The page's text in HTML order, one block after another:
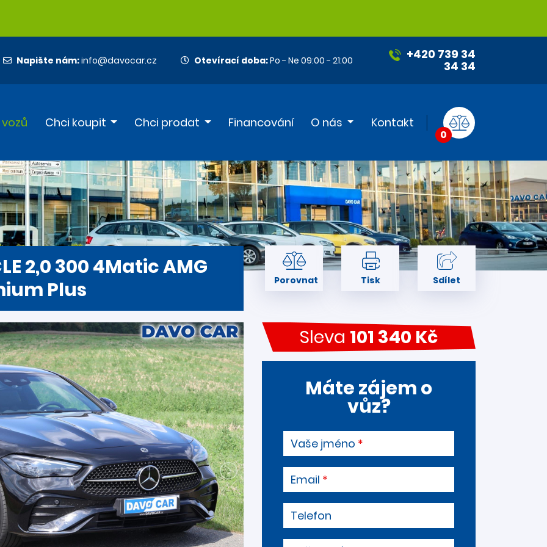
Napište nám:info@davocar.cz Otevírací doba:Po - Ne 09:00 - 21:00 +420 739 34
34 34
Chci koupit Chci prodat Financování O nás Kontakt
0
2,0 300 4Matic AMG
Plus
Porovnat Tisk Sdílet
Sleva 101 340 Kč
Máte zájem o
vůz?
Vaše jméno
Email
Telefon